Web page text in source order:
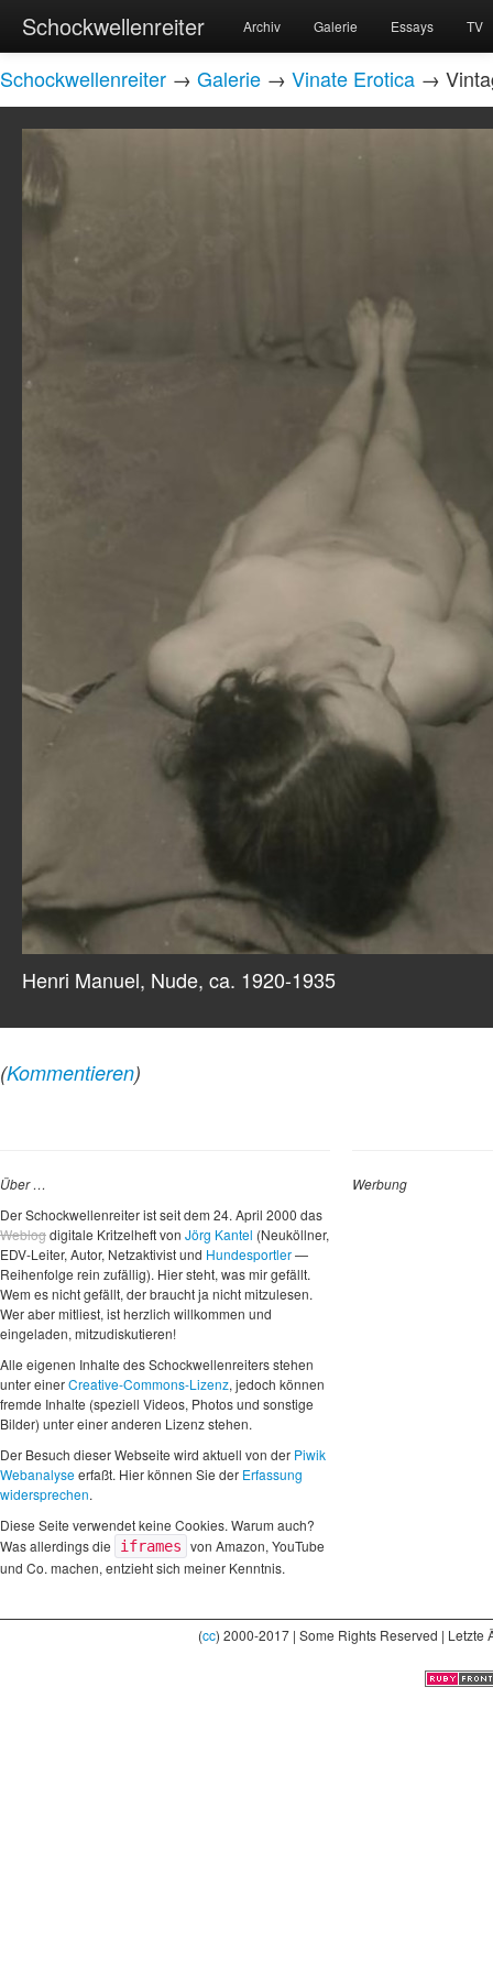
Schockwellenreiter Archiv Galerie Essays TV
Schockwellenreiter → Galerie → Vinate Erotica →
Henri Manuel, Nude, ca. 1920-1935
(Kommentieren)
Über …
Der Schockwellenreiter ist seit dem 24. April 2000 das
Weblogdigitale Kritzelheft von Jörg Kantel (Neuköllner,
EDV-Leiter, Autor, Netzaktivist und Hundesportler—
Reihenfolge rein zufällig). Hier steht, was mir gefällt.
Wem es nicht gefällt, der braucht ja nicht mitzulesen.
Wer aber mitliest, ist herzlich willkommen und
eingeladen, mitzudiskutieren!
Alle eigenen Inhalte des Schockwellenreiters stehen
unter einerCreative-Commons-Lizenz, jedoch können
fremde Inhalte (speziell Videos, Photos und sonstige
Bilder) unter einer anderen Lizenz stehen.
Der Besuch dieser Webseite wird aktuell von der Piwik
Webanalyseerfaßt. Hier können Sie der Erfassung
widersprechen.
Diese Seite verwendet keine Cookies. Warum auch?
Was allerdings die
iframes von Amazon, YouTube
und Co. machen, entzieht sich meiner Kenntnis.
Werbung
(cc) 2000-2017 | Some Rights Reserved |